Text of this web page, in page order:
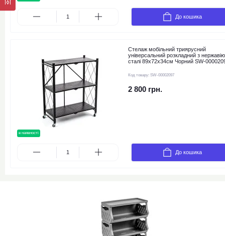
До кошика
в наявності
Стелаж мобільний триярусний
універсальний розкладний з
сталі 89х72х34см Чорний SW-
Код товару: SW-00002097
2 800 грн.
До кошика